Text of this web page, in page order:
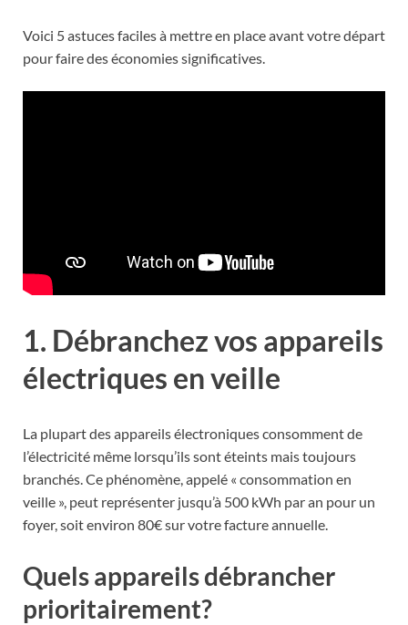
Voici 5 astuces faciles à mettre en place avant votre départ
pour faire des économies significatives.
1. Débranchez vos appareils
électriques en veille
La plupart des appareils électroniques consomment de
l’électricité même lorsqu’ils sont éteints mais toujours
branchés. Ce phénomène, appelé « consommation en
veille », peut représenter jusqu’à 500 kWh par an pour un
foyer, soit environ 80€ sur votre facture annuelle.
Quels appareils débrancher
prioritairement?